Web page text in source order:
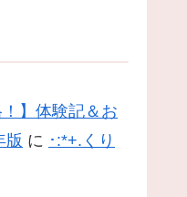
】体験記＆お
版 に ･:*+.くり